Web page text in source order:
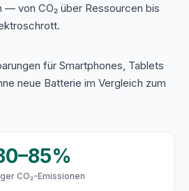
— von CO₂ über Ressourcen bis
für Smartphones, Tablets
neue Batterie im Vergleich zum
CO₂-Emissionen